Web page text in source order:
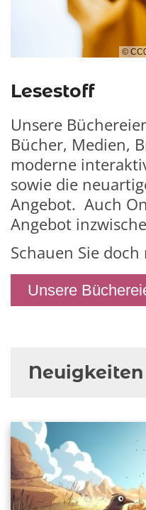
©
Lesestoff
Unsere
Bücher, Medien,
moderne
sowie die
Angebot. Auch
Angebot
Schauen Sie
Unsere
Neuigkeiten